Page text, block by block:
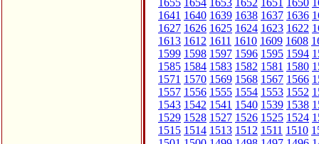
1655 1654 1653 1652 1651 1650
1641 1640 1639 1638 1637 1636
1627 1626 1625 1624 1623 1622
1613 1612 1611 1610 1609 1608
1599 1598 1597 1596 1595 1594
1585 1584 1583 1582 1581 1580
1571 1570 1569 1568 1567 1566
1557 1556 1555 1554 1553 1552
1543 1542 1541 1540 1539 1538
1529 1528 1527 1526 1525 1524
1515 1514 1513 1512 1511 1510